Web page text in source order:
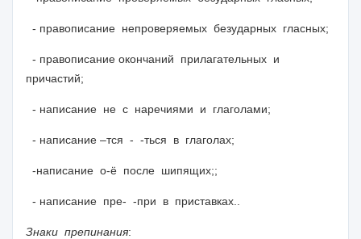
- правописание непроверяемых безударных гласных;
- правописание окончаний прилагательных и
причастий;
- написание не с наречиями и глаголами;
- написание –тся - -ться в глаголах;
-написание о-ё после шипящих;;
- написание пре- -при в приставках..
Знаки препинания: